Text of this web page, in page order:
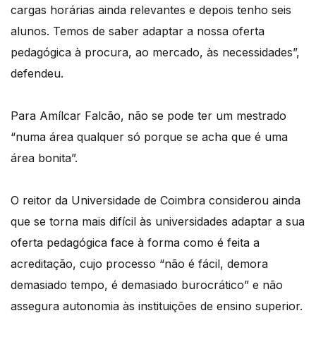
cargas horárias ainda relevantes e depois tenho seis
alunos. Temos de saber adaptar a nossa oferta
pedagógica à procura, ao mercado, às necessidades”,
defendeu.
Para Amílcar Falcão, não se pode ter um mestrado
“numa área qualquer só porque se acha que é uma
área bonita”.
O reitor da Universidade de Coimbra considerou ainda
que se torna mais difícil às universidades adaptar a sua
oferta pedagógica face à forma como é feita a
acreditação, cujo processo “não é fácil, demora
demasiado tempo, é demasiado burocrático” e não
assegura autonomia às instituições de ensino superior.